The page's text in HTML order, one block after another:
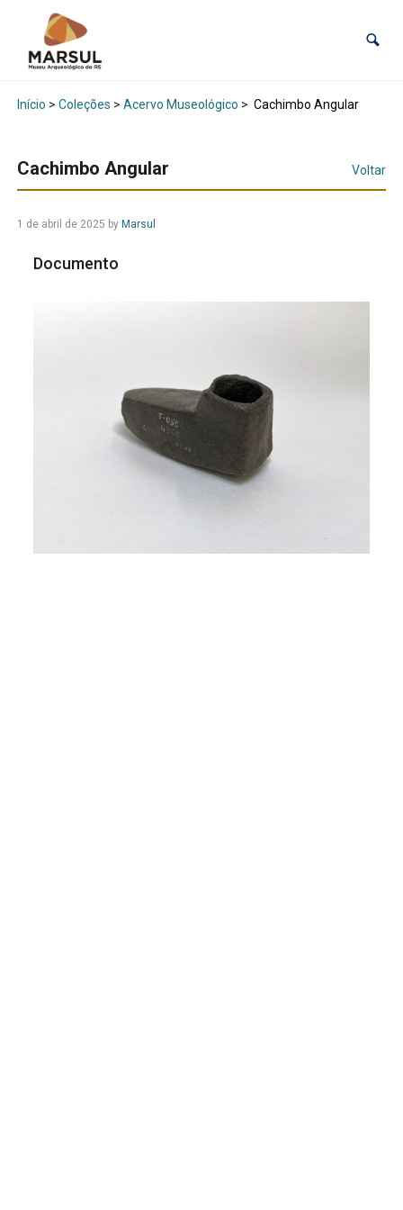
Início > Coleções > Acervo Museológico > Cachimbo Angular
Cachimbo Angular Voltar
1 de abril de 2025 by Marsul
Documento